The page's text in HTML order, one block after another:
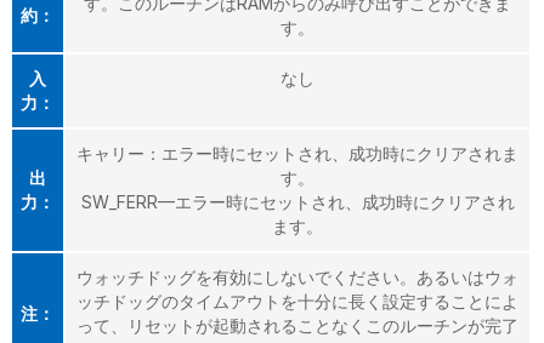
約：
す。
入
力：
なし
出
力：
キャリー：エラー時にセットされ、成功時にクリアされま
す。
SW_FERR—エラー時にセットされ、成功時にクリアされ
ます。
注：
ウォッチドッグを有効にしないでください。あるいはウォ
ッチドッグのタイムアウトを十分に長く設定することによ
って、リセットが起動されることなくこのルーチンが完了